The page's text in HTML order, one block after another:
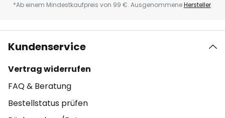
*Ab einem Mindestkaufpreis von 99 €. AusgenommeneHersteller.
Kundenservice
Vertrag widerrufen
FAQ & Beratung
Bestellstatus prüfen